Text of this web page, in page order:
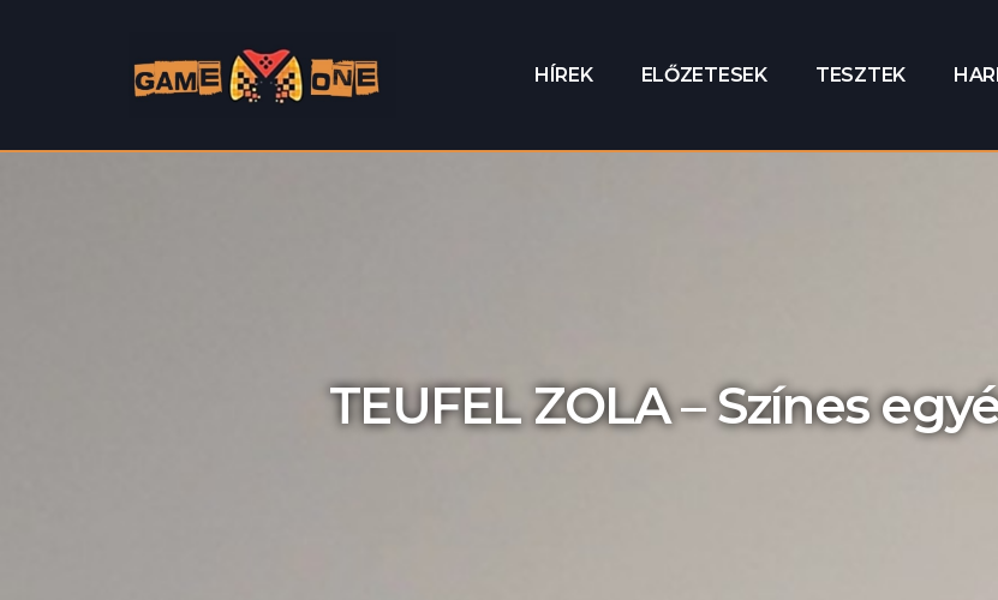
HÍREK ELŐZETESEK TESZTEK
TEUFEL ZOLA – Színes